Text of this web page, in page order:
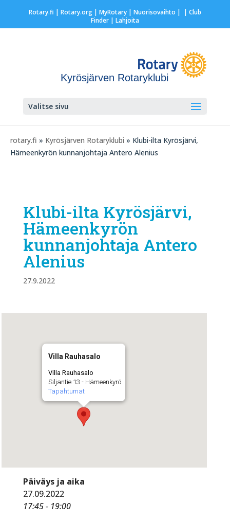
Rotary.fi | Rotary.org| MyRotary | Nuorisovaihto | | Club
Finder| Lahjoita
Kyrösjärven Rotaryklubi
Valitse sivu
rotary.fi » Kyrösjärven Rotaryklubi » Klubi-ilta Kyrösjärvi,
Hämeenkyrön kunnanjohtaja Antero Alenius
Klubi-ilta Kyrösjärvi,
Hämeenkyrön
kunnanjohtaja Antero
Alenius
27.9.2022
Villa Rauhasalo
Villa Rauhasalo
Siljantie 13 - Hämeenkyrö
Tapahtumat
Päiväys ja aika
27.09.2022
17:45 - 19:00